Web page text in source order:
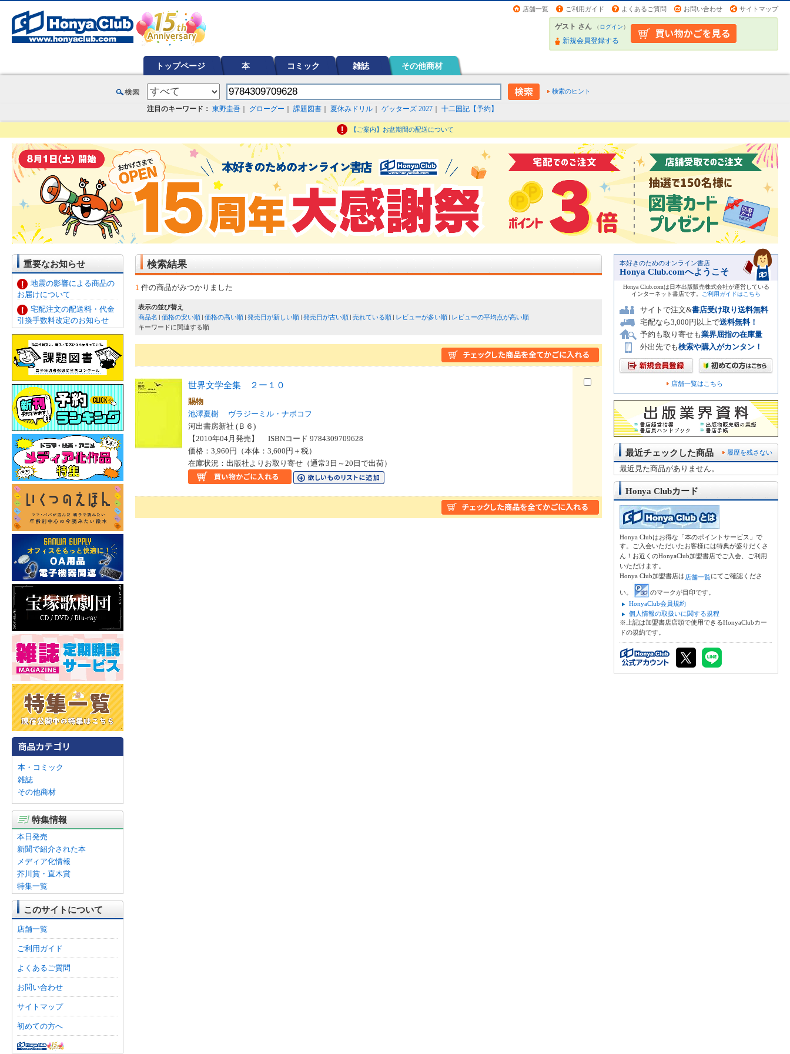
店舗一覧 ご利用ガイド よくあるご質問 お問い合わせ サイトマップ
ゲスト さん （ログイン）
新規会員登録する
トップページ 本 コミック 雑誌 その他商材
検索のヒント
注目のキーワード： 東野圭吾 グローグー 課題図書 夏休みドリル ゲッターズ 2027 十二国記【予約】
【ご案内】お盆期間の配送について
重要なお知らせ
地震の影響による商品の
お届けについて
宅配注文の配送料・代金
引換手数料改定のお知らせ
本・コミック
雑誌
その他商材
特集情報
本日発売
新聞で紹介された本
メディア化情報
芥川賞・直木賞
特集一覧
このサイトについて
店舗一覧
ご利用ガイド
よくあるご質問
お問い合わせ
サイトマップ
初めての方へ
検索結果
1 件の商品がみつかりました
表示の並び替え
商品名
価格の安い順 価格の高い順 発売日が新しい順 発売日が古い順 売れている順 レビューが多い順
レビューの平均点が高い順
キーワードに関連する順
世界文学全集 ２ー１０
賜物
池澤夏樹
ヴラジーミル・ナボコフ
河出書房新社 (Ｂ６)
【2010年04月発売】 ISBNコード 9784309709628
価格：3,960円（本体：3,600円＋税）
在庫状況：出版社よりお取り寄せ（通常3日～20日で出荷）
本好きのためのオンライン書店
Honya Club.comへようこそ
Honya Club.comは日本出版販売株式会社が運営している
インターネット書店です。
ご利用ガイドはこちら
サイトで注文&書店受け取り送料無料
宅配なら3,000円以上で送料無料！
予約も取り寄せも業界屈指の在庫量
外出先でも検索や購入がカンタン！
店舗一覧はこちら
履歴を残さない
最近チェックした商品
最近見た商品がありません。
Honya Clubカード
Honya Clubはお得な「本のポイントサービス」で
す。ご入会いただいたお客様には特典が盛りだくさ
ん！お近くのHonyaClub加盟書店でご入会、ご利用
いただけます。
Honya Club加盟書店は店舗一覧にてご確認くださ
い。
のマークが目印です。
HonyaClub会員規約
個人情報の取扱いに関する規程
※上記は加盟書店店頭で使用できるHonyaClubカー
ドの規約です。